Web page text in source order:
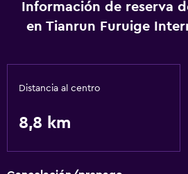
Información de reserva
en Tianrun Furuige
Distancia al centro
8,8 km